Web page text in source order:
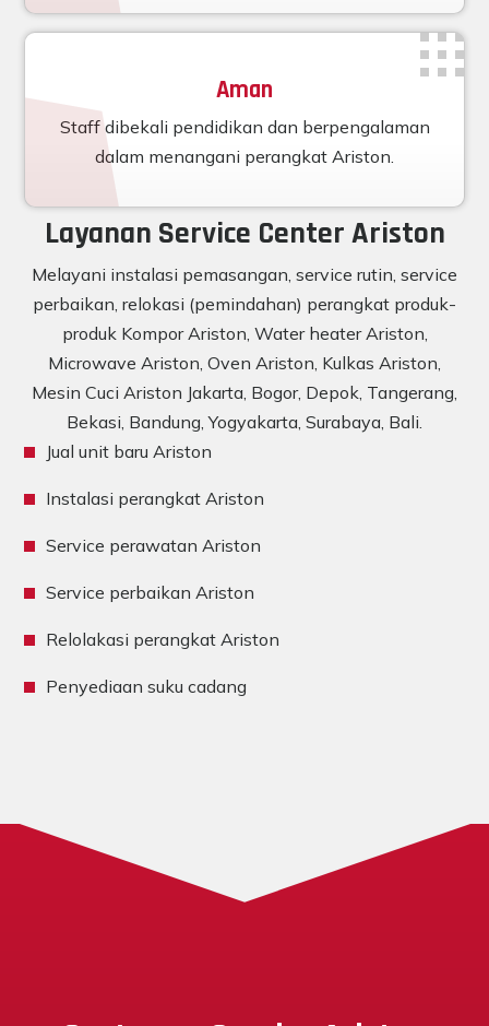
Aman
Staff dibekali pendidikan dan berpengalaman
dalam menangani perangkat Ariston.
Layanan Service Center Ariston
Melayani instalasi pemasangan, service rutin, service
perbaikan, relokasi (pemindahan) perangkat produk-
produk Kompor Ariston, Water heater Ariston,
Microwave Ariston, Oven Ariston, Kulkas Ariston,
Mesin Cuci Ariston Jakarta, Bogor, Depok, Tangerang,
Bekasi, Bandung, Yogyakarta, Surabaya, Bali.
Jual unit baru Ariston
Instalasi perangkat Ariston
Service perawatan Ariston
Service perbaikan Ariston
Relolakasi perangkat Ariston
Penyediaan suku cadang